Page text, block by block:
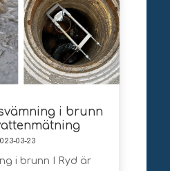
i brunn
03-23
i brunn I Ryd är